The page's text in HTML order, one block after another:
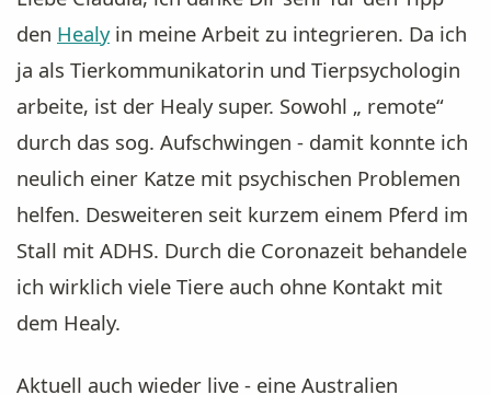
den Healyin meine Arbeit zu integrieren. Da ich
ja als Tierkommunikatorin und Tierpsychologin
arbeite, ist der Healy super. Sowohl „ remote“
durch das sog. Aufschwingen - damit konnte ich
neulich einer Katze mit psychischen Problemen
helfen. Desweiteren seit kurzem einem Pferd im
Stall mit ADHS. Durch die Coronazeit behandele
ich wirklich viele Tiere auch ohne Kontakt mit
dem Healy.
Aktuell auch wieder live - eine Australien